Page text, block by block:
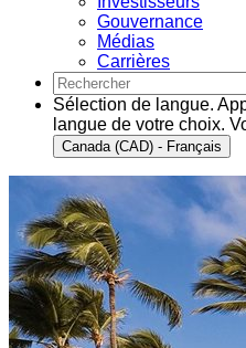
Gouvernance
Médias
Carrières
Sélection de langue.
langue de votre choix.
Canada (CAD) - Français